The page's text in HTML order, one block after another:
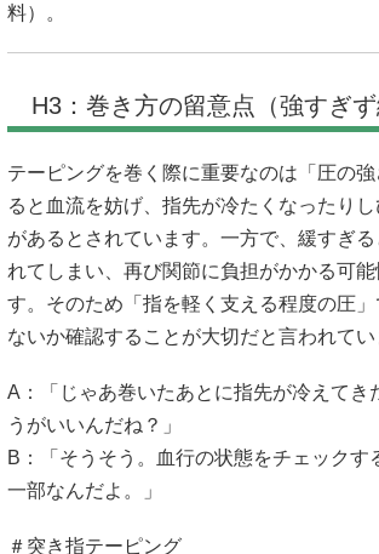
料）。
H3：巻き方の留意点（強すぎず
テーピングを巻く際に重要なのは「圧の
ると血流を妨げ、指先が冷たくなったり
があるとされています。一方で、緩すぎ
れてしまい、再び関節に負担がかかる可
す。そのため「指を軽く支える程度の圧
ないか確認することが大切だと言われてい
A：「じゃあ巻いたあとに指先が冷えてき
うがいいんだね？」
B：「そうそう。血行の状態をチェックす
一部なんだよ。」
＃突き指テーピング